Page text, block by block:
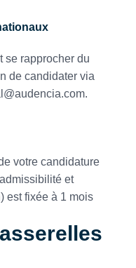
se rapprocher du
de candidater via
votre candidature
et
est fixée à 1 mois